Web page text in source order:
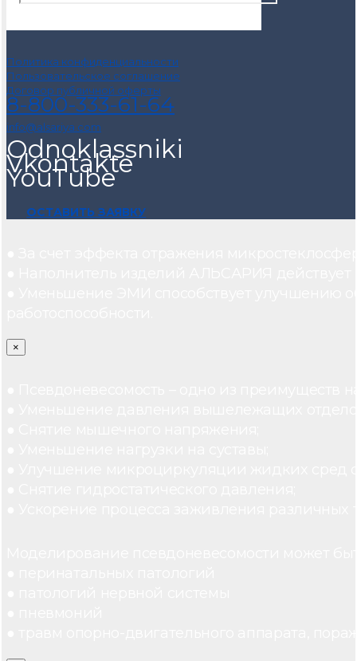
Политика конфиденциальности
Пользовательское соглашение
Договор публичной оферты
8-800-333-61-64
info@alsariya.com
Odnoklassniki
Vkontakte
YouTube
ОСТАВИТЬ ЗАЯВКУ
×